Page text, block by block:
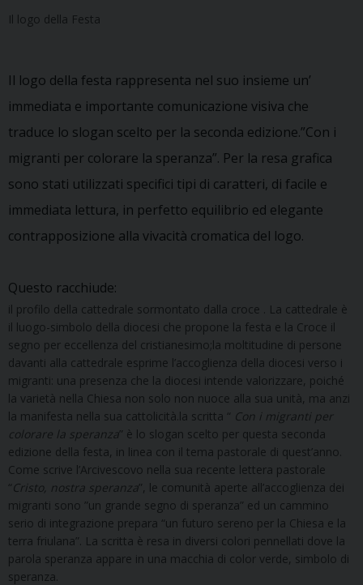
Il logo della Festa
Il logo della festa rappresenta nel suo insieme un’
immediata e importante comunicazione visiva che
traduce lo slogan scelto per la seconda edizione.”Con i
migranti per colorare la speranza”. Per la resa grafica
sono stati utilizzati specifici tipi di caratteri, di facile e
immediata lettura, in perfetto equilibrio ed elegante
contrapposizione alla vivacità cromatica del logo.
Questo racchiude:
il profilo della cattedrale sormontato dalla croce . La cattedrale è
il luogo-simbolo della diocesi che propone la festa e la Croce il
segno per eccellenza del cristianesimo;la moltitudine di persone
davanti alla cattedrale esprime l’accoglienza della diocesi verso i
migranti: una presenza che la diocesi intende valorizzare, poiché
la varietà nella Chiesa non solo non nuoce alla sua unità, ma anzi
la manifesta nella sua cattolicità.la scritta “ Con i migranti per
colorare la speranza” è lo slogan scelto per questa seconda
edizione della festa, in linea con il tema pastorale di quest’anno.
Come scrive l’Arcivescovo nella sua recente lettera pastorale
“Cristo, nostra speranza”, le comunità aperte all’accoglienza dei
migranti sono ”un grande segno di speranza” ed un cammino
serio di integrazione prepara “un futuro sereno per la Chiesa e la
terra friulana”. La scritta è resa in diversi colori pennellati dove la
parola speranza appare in una macchia di color verde, simbolo di
speranza.